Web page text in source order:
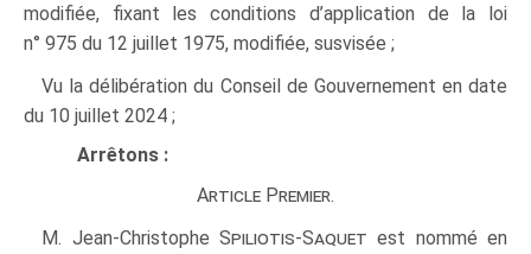
modifiée, fixant les conditions d’application de la loi
n° 975 du 12 juillet 1975, modifiée, susvisée ;
Vu la délibération du Conseil de Gouvernement en date
du 10 juillet 2024 ;
Arrêtons :
Article Premier.
M. Jean-Christophe Spiliotis-Saquet est nommé en